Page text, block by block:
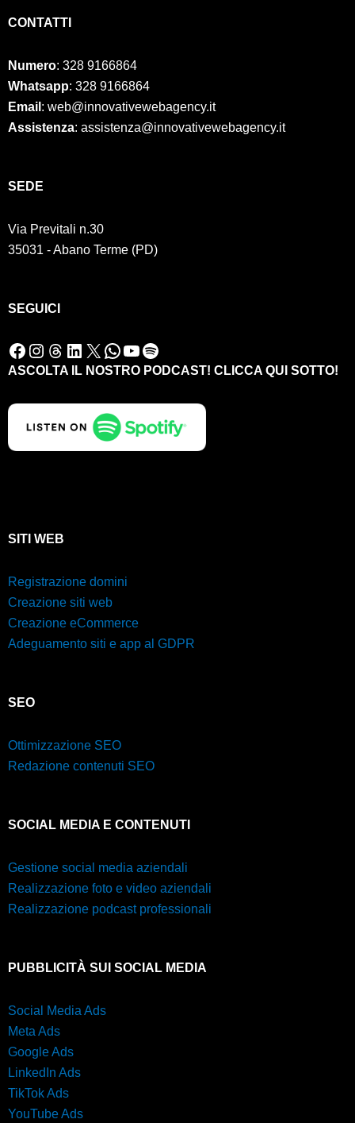
CONTATTI
Numero: 328 9166864
Whatsapp: 328 9166864
Email : web@innovativewebagency.it
Assistenza: assistenza@innovativewebagency.it
SED E
Via Previtali n.30
35031 - Abano Terme (PD)
SEGUICI
Facebook Instagram Threads LinkedIn X WhatsApp YouTube Spotify
ASCOLTA IL NOSTRO PODCAST! CLICCA QUI SOTTO!
SITI WEB
Registrazione domini
Creazione siti web
Creazione eCommerce
Adeguamento siti e app al GDPR
SEO
Ottimizzazione SEO
Redazione contenuti SEO
SOCIAL MEDIA E CONTENUTI
Gestione social media aziendali
Realizzazione foto e video aziendali
Realizzazione podcast professionali
PUBBLICITÀ SUI SOCIAL MEDIA
Social Media Ads
Meta Ads
Google Ads
LinkedIn Ads
TikTok Ads
YouTube Ads